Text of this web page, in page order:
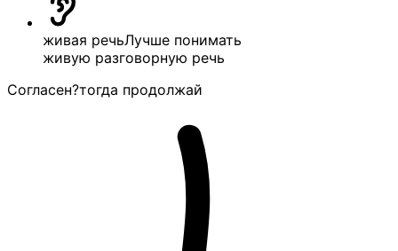
живая речьЛучше понимать
живую разговорную речь
Согласен?тогда продолжай